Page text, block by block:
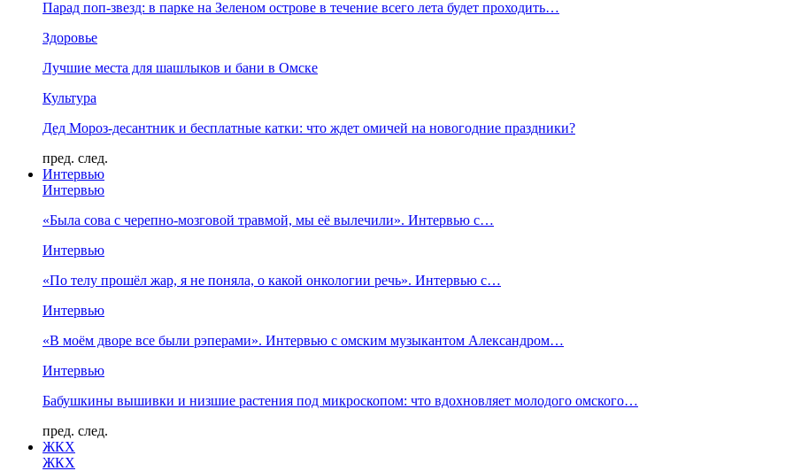
Парад поп-звезд: в парке на Зеленом острове в течение всего лета будет проходить…
Здоровье
Лучшие места для шашлыков и бани в Омске
Культура
Дед Мороз-десантник и бесплатные катки: что ждет омичей на новогодние праздники?
пред. след.
Интервью
Интервью
«Была сова с черепно-мозговой травмой, мы её вылечили». Интервью с…
Интервью
«По телу прошёл жар, я не поняла, о какой онкологии речь». Интервью с…
Интервью
«В моём дворе все были рэперами». Интервью с омским музыкантом Александром…
Интервью
Бабушкины вышивки и низшие растения под микроскопом: что вдохновляет молодого омского…
пред. след.
ЖКХ
ЖКХ